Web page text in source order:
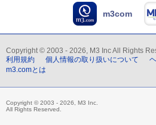
m3com
Copyright © 2003 - 2026, M3 Inc All Rights
利用規約
個人情報の取り扱いについて
m3.comとは
Copyright © 2003 - 2026, M3 Inc.
All Rights Reserved.